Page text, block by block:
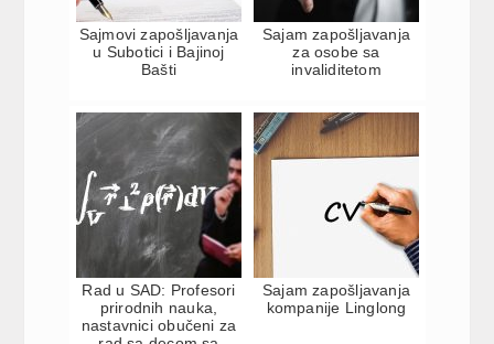
Sajmovi zapošljavanja
u Subotici i Bajinoj
Bašti
Sajam zapošljavanja
za osobe sa
invaliditetom
Rad u SAD: Profesori
prirodnih nauka,
nastavnici obučeni za
Sajam zapošljavanja
kompanije Linglong